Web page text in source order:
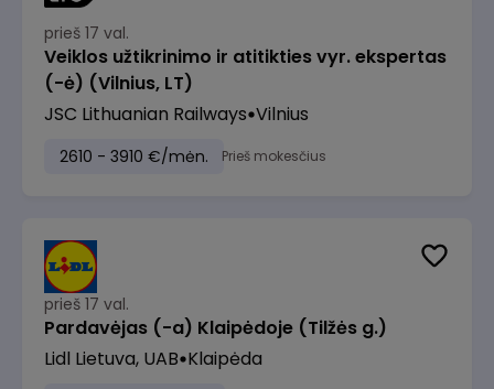
prieš 17 val.
Veiklos užtikrinimo ir atitikties vyr. ekspertas
(-ė) (Vilnius, LT)
JSC Lithuanian Railways Vilnius
2610 - 3910 €/mėn. Prieš mokesčius
prieš 17 val.
Pardavėjas (-a) Klaipėdoje (Tilžės g.)
Lidl Lietuva, UAB Klaipėda